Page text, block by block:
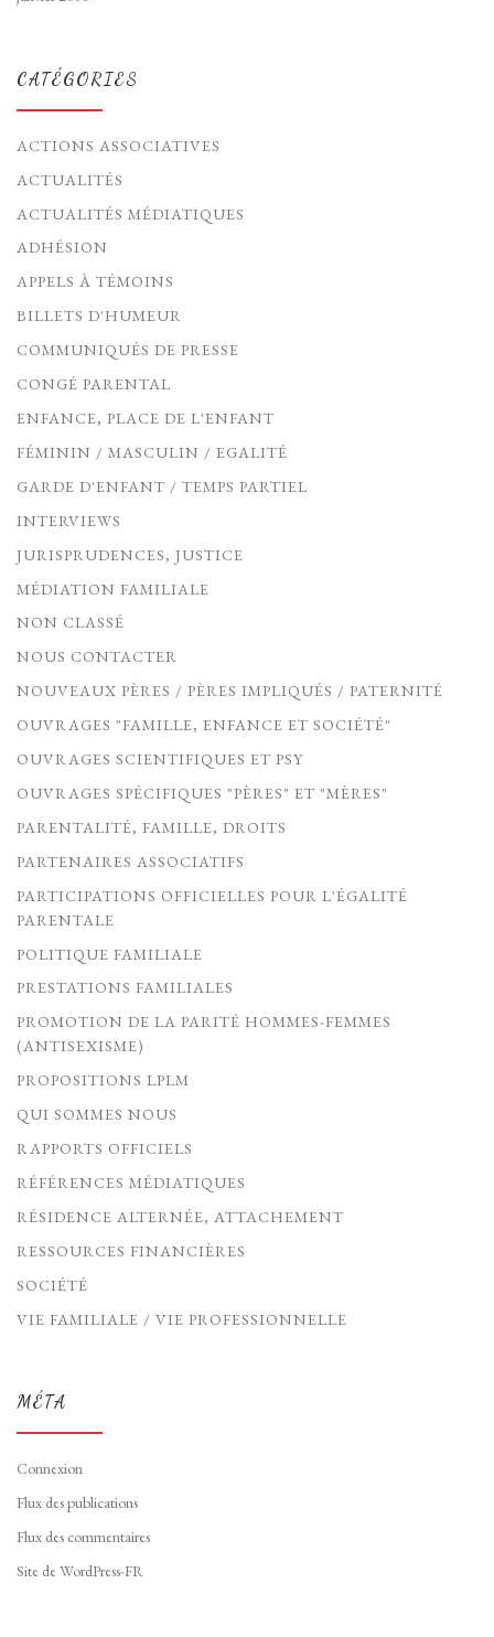
CATÉGORIES
ACTIONS ASSOCIATIVES
ACTUALITÉS
ACTUALITÉS MÉDIATIQUES
ADHÉSION
APPELS À TÉMOINS
BILLETS D'HUMEUR
COMMUNIQUÉS DE PRESSE
CONGÉ PARENTAL
ENFANCE, PLACE DE L'ENFANT
FÉMININ / MASCULIN / EGALITÉ
GARDE D'ENFANT / TEMPS PARTIEL
INTERVIEWS
JURISPRUDENCES, JUSTICE
MÉDIATION FAMILIALE
NON CLASSÉ
NOUS CONTACTER
NOUVEAUX PÈRES / PÈRES IMPLIQUÉS / PATERNITÉ
OUVRAGES "FAMILLE, ENFANCE ET SOCIÉTÉ"
OUVRAGES SCIENTIFIQUES ET PSY
OUVRAGES SPÉCIFIQUES "PÈRES" ET "MÈRES"
PARENTALITÉ, FAMILLE, DROITS
PARTENAIRES ASSOCIATIFS
PARTICIPATIONS OFFICIELLES POUR L'ÉGALITÉ
PARENTALE
POLITIQUE FAMILIALE
PRESTATIONS FAMILIALES
PROMOTION DE LA PARITÉ HOMMES-FEMMES
(ANTISEXISME)
PROPOSITIONS LPLM
QUI SOMMES NOUS
RAPPORTS OFFICIELS
RÉFÉRENCES MÉDIATIQUES
RÉSIDENCE ALTERNÉE, ATTACHEMENT
RESSOURCES FINANCIÈRES
SOCIÉTÉ
VIE FAMILIALE / VIE PROFESSIONNELLE
MÉTA
Connexion
Flux des publications
Flux des commentaires
Site de WordPress-FR